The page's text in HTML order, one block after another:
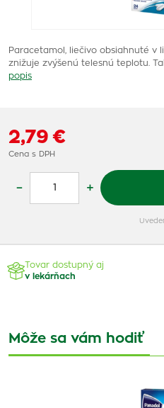
Paracetamol, liečivo obsiahnuté v
znižuje zvýšenú telesnú teplotu.
popis
2,79 €
Cena s DPH
– +
Tovar dostupný aj
v lekárňach
Môže sa vám hodiť